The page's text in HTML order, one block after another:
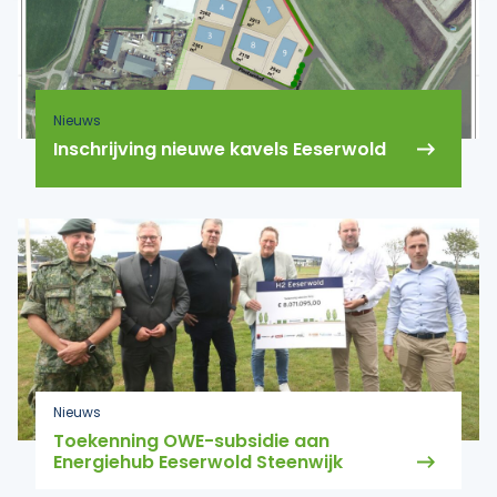
Nieuws
Inschrijving nieuwe kavels Eeserwold
Nieuws
Toekenning OWE-subsidie aan
Energiehub Eeserwold Steenwijk